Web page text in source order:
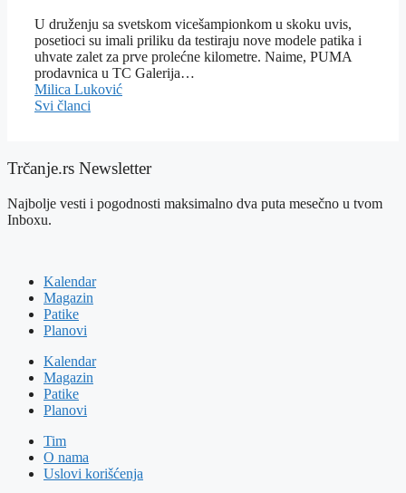
U druženju sa svetskom vicešampionkom u skoku uvis,
posetioci su imali priliku da testiraju nove modele patika i
uhvate zalet za prve prolećne kilometre. Naime, PUMA
prodavnica u TC Galerija…
Milica Luković
Svi članci
Trčanje.rs Newsletter
Najbolje vesti i pogodnosti maksimalno dva puta mesečno u tvom
Inboxu.
Kalendar
Magazin
Patike
Planovi
Kalendar
Magazin
Patike
Planovi
Tim
O nama
Uslovi korišćenja